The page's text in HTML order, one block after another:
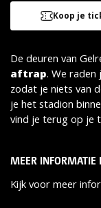
Koop je
De deuren van
aftrap. We raden
zodat je niets van
je het stadion
vind je terug op je
MEER INFORMATIE
Kijk voor meer